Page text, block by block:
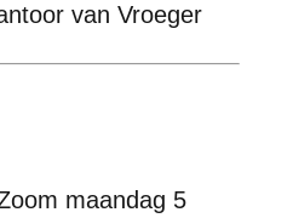
van Vroeger
maandag 5